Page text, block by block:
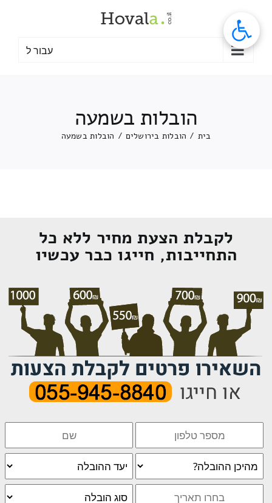
עבור ל
הובלות בשמעה
בית / הובלות בירושלים / הובלות בשמעה
לקבלת הצעת מחיר ללא כל
התחייבות, חייגו כבר עכשיו